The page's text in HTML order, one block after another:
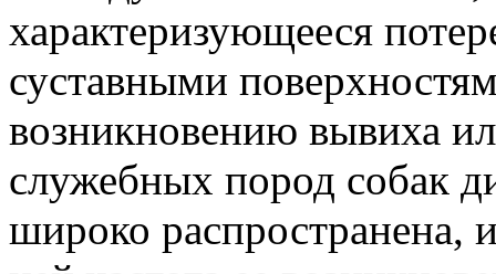
характеризующееся
суставными
возникновению вывиха
служебных пород собак
широко распространена,